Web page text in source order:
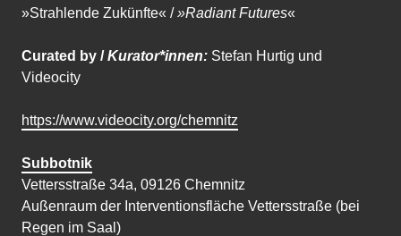
»Strahlende Zukünfte« /»Radiant Futures«
Curated by /Kurator*innen: Stefan Hurtig und
Videocity
https://www.videocity.org/chemnitz
Subbotnik
Vettersstraße 34a, 09126 Chemnitz
Außenraum der Interventionsfläche Vettersstraße (bei
Regen im Saal)